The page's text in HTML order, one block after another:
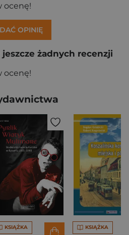
ocenę!
OPINIĘ
żadnych recenzji
ocenę!
KSIĄŻKA KSIĄŻKA